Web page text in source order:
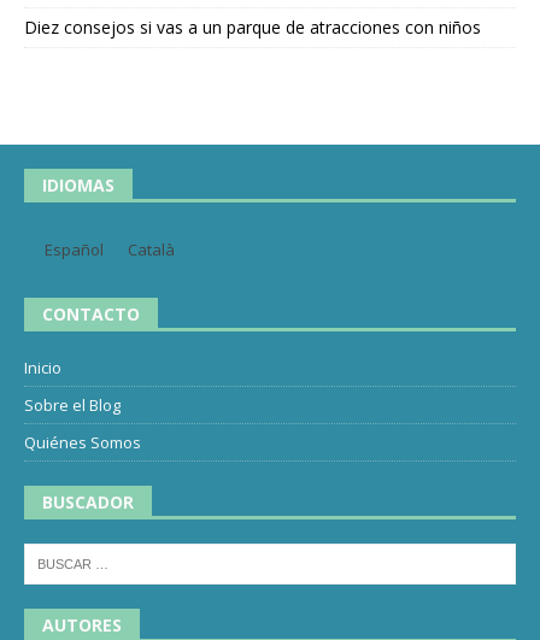
Diez consejos si vas a un parque de atracciones con niños
IDIOMAS
Español Català
CONTACTO
Inicio
Sobre el Blog
Quiénes Somos
BUSCADOR
AUTORES